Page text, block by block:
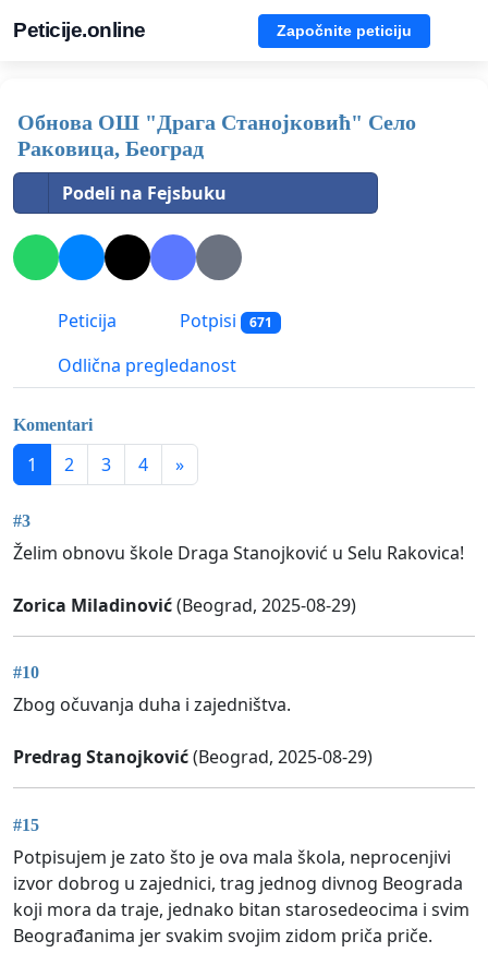
Peticije.online Započnite peticiju
Обнова ОШ "Драга Станојковић" Село
Раковица, Београд
Podeli na Fejsbuku
Peticija Potpisi 671
Odlična pregledanost
Komentari
1 2 3 4 »
#3
Želim obnovu škole Draga Stanojković u Selu Rakovica!
Zorica Miladinović(Beograd, 2025-08-29)
#10
Zbog očuvanja duha i zajedništva.
Predrag Stanojković(Beograd, 2025-08-29)
#15
Potpisujem je zato što je ova mala škola, neprocenjivi
izvor dobrog u zajednici, trag jednog divnog Beograda
koji mora da traje, jednako bitan starosedeocima i svim
Beograđanima jer svakim svojim zidom priča priče.